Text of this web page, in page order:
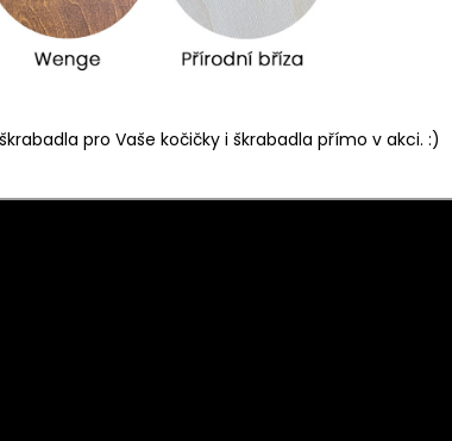
pro Vaše kočičky i škrabadla přímo v akci. :)